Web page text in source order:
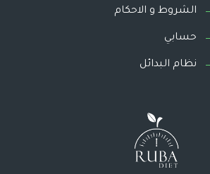
الشروط و الاحكام
حسابي
نظام البدائل